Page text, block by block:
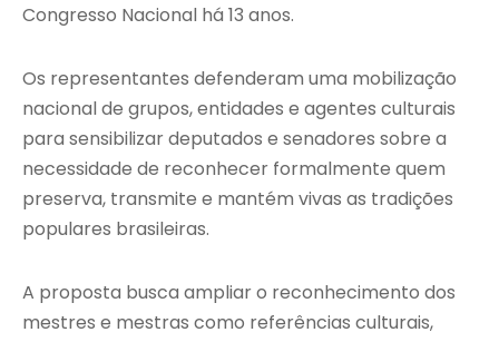
Congresso Nacional há 13 anos.
Os representantes defenderam uma mobilização
nacional de grupos, entidades e agentes culturais
para sensibilizar deputados e senadores sobre a
necessidade de reconhecer formalmente quem
preserva, transmite e mantém vivas as tradições
populares brasileiras.
A proposta busca ampliar o reconhecimento dos
mestres e mestras como referências culturais,